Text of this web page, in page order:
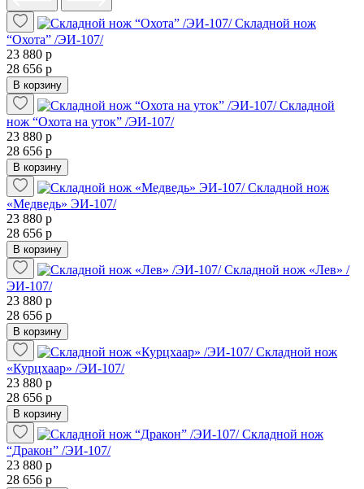
Складной нож
“Охота” /ЭИ-107/
23 880 р
28 656 р
В корзину
Складной
нож “Охота на уток” /ЭИ-107/
23 880 р
28 656 р
В корзину
Складной нож
«Медведь» ЭИ-107/
23 880 р
28 656 р
В корзину
Складной нож «Лев» /
ЭИ-107/
23 880 р
28 656 р
В корзину
Складной нож
«Курцхаар» /ЭИ-107/
23 880 р
28 656 р
В корзину
Складной нож
“Дракон” /ЭИ-107/
23 880 р
28 656 р